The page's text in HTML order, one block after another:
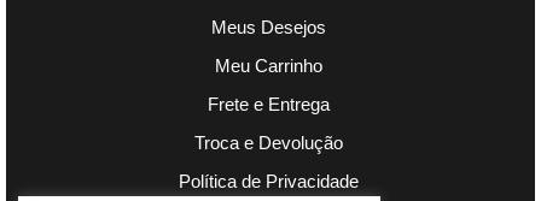
Meus Desejos
Meu Carrinho
Frete e Entrega
Troca e Devolução
Política de Privacidade